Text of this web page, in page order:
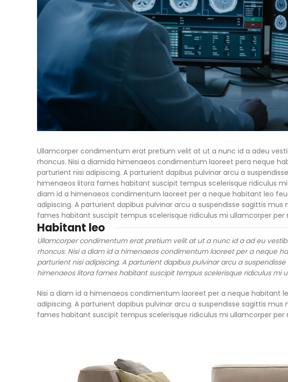
Ullamcorper condimentum erat pretium velit at ut a nunc id a adeu
rhoncus. Nisi a diamida himenaeos condimentum laoreet pera neque
parturient nisi adipiscing. A parturient dapibus pulvinar arcu a
himenaeos litora fames habitant suscipit tempus scelerisque ridiculus
diam id a himenaeos condimentum laoreet per a neque habitant leo
adipiscing. A parturient dapibus pulvinar arcu a suspendisse sagittis
fames habitant suscipit tempus scelerisque ridiculus mi ullamcorper
Habitant leo
Ullamcorper condimentum erat pretium velit at ut a nunc id a ad eu
rhoncus. Nisi a diam id a himenaeos condimentum laoreet per a neque
parturient nisi adipiscing. A parturient dapibus pulvinar arcu a
himenaeos litora fames habitant suscipit tempus scelerisque ridiculus mi
Nisi a diam id a himenaeos condimentum laoreet per a neque habitant
adipiscing. A parturient dapibus pulvinar arcu a suspendisse sagittis
fames habitant suscipit tempus scelerisque ridiculus mi ullamcorper